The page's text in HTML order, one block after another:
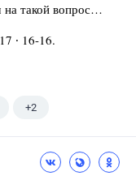
такой вопрос…
∙ 16-16.
+2